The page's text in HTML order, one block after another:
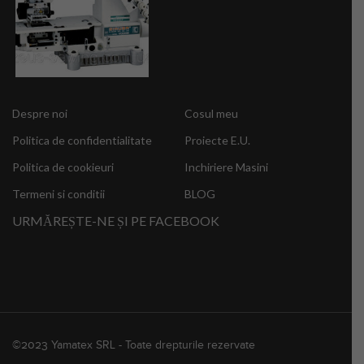
Despre noi
Politica de confidentialitate
Politica de cookieuri
Termeni si conditii
Cosul meu
Proiecte E.U.
Inchiriere Masini
BLOG
URMĂREȘTE-NE ȘI PE FACEBOOK
©2023 Yamatex SRL - Toate drepturile rezervate